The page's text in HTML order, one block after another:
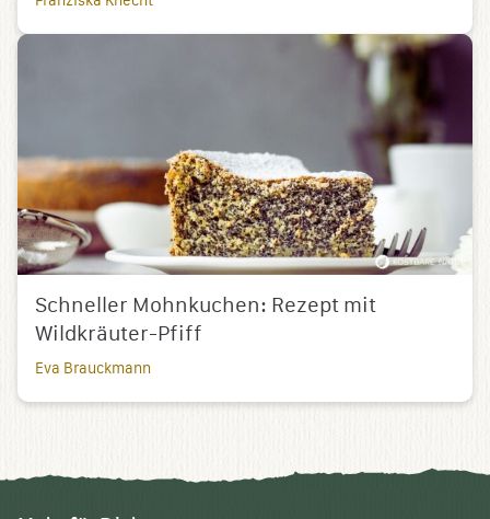
Schneller Mohnkuchen: Rezept mit
Wildkräuter-Pfiff
Eva Brauckmann